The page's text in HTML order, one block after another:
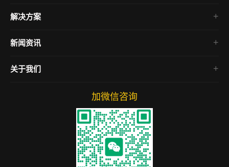
企业官网
房产网站
解决方案
新闻资讯
SEO教程
关于我们
加微信咨询